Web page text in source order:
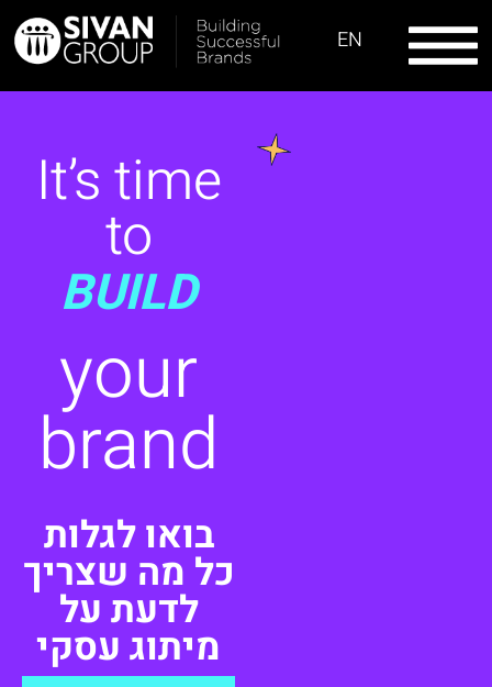
EN
It’s time
to
BUILD
your
brand
בואו לגלות
כל מה שצריך
לדעת על
מיתוג עסקי